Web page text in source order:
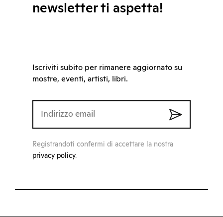
newsletter ti aspetta!
Iscriviti subito per rimanere aggiornato su
mostre, eventi, artisti, libri.
Registrandoti confermi di accettare la nostra
privacy policy.